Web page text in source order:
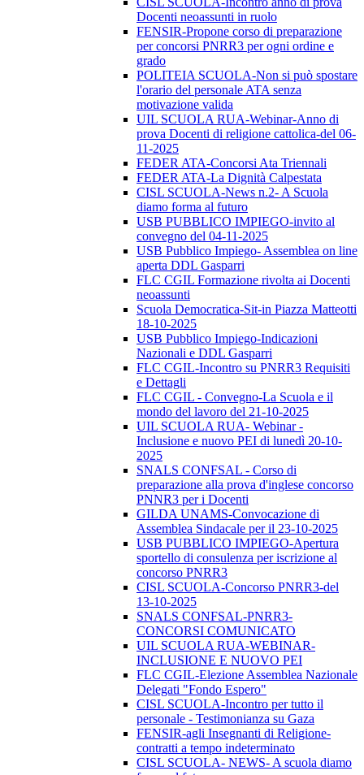
Docenti neoassunti in ruolo
FENSIR-Propone corso di preparazione
per concorsi PNRR3 per ogni ordine e
grado
POLITEIA SCUOLA-Non si può spostare
l'orario del personale ATA senza
motivazione valida
UIL SCUOLA RUA-Webinar-Anno di
prova Docenti di religione cattolica-del 06-
11-2025
FEDER ATA-Concorsi Ata Triennali
FEDER ATA-La Dignità Calpestata
CISL SCUOLA-News n.2- A Scuola
diamo forma al futuro
USB PUBBLICO IMPIEGO-invito al
convegno del 04-11-2025
USB Pubblico Impiego- Assemblea on line
aperta DDL Gasparri
FLC CGIL Formazione rivolta ai Docenti
neoassunti
Scuola Democratica-Sit-in Piazza Matteotti
18-10-2025
USB Pubblico Impiego-Indicazioni
Nazionali e DDL Gasparri
FLC CGIL-Incontro su PNRR3 Requisiti
e Dettagli
FLC CGIL - Convegno-La Scuola e il
mondo del lavoro del 21-10-2025
UIL SCUOLA RUA- Webinar -
Inclusione e nuovo PEI di lunedì 20-10-
2025
SNALS CONFSAL - Corso di
preparazione alla prova d'inglese concorso
PNNR3 per i Docenti
GILDA UNAMS-Convocazione di
Assemblea Sindacale per il 23-10-2025
USB PUBBLICO IMPIEGO-Apertura
sportello di consulenza per iscrizione al
concorso PNRR3
CISL SCUOLA-Concorso PNRR3-del
13-10-2025
SNALS CONFSAL-PNRR3-
CONCORSI COMUNICATO
UIL SCUOLA RUA-WEBINAR-
INCLUSIONE E NUOVO PEI
FLC CGIL-Elezione Assemblea Nazionale
Delegati "Fondo Espero"
CISL SCUOLA-Incontro per tutto il
personale - Testimonianza su Gaza
FENSIR-agli Insegnanti di Religione-
contratti a tempo indeterminato
CISL SCUOLA- NEWS- A scuola diamo